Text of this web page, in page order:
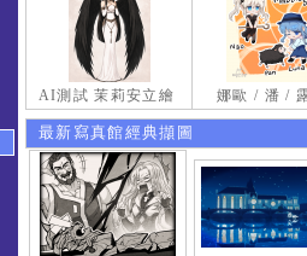
AI測試 茉莉安立繪 娜歐 / 潘 /
最新寫真館經典擷圖